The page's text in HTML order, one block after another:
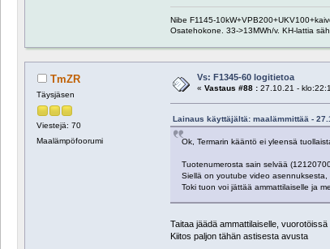
Nibe F1145-
Osatehokone. 33->13MWh/v. KH-lattia
TmZR
Täysjäsen
Viestejä: 70
Maalämpöfoorumi
Vs: F1345-60 logitietoa
« Vastaus #88 :27.10.21 -
Lainaus käyttäjältä: maalämmittää -
Ok, Termarin kääntö ei yleensä
Tuotenumerosta sain selvää
Siellä on youtube video
Toki tuon voi jättää ammattilaiselle ja
Taitaa jäädä ammattilaiselle,
Kiitos paljon tähän astisesta avusta